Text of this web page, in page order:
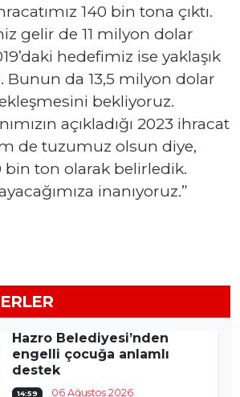
140 bin tona çıktı.
gelir de 11 milyon dolar
hedefimiz ise yaklaşık
Bunun da 13,5 milyon dolar
bekliyoruz.
açıkladığı 2023 ihracat
de tuzumuz olsun diye,
bin ton olarak belirledik.
inanıyoruz.”
Hazro Belediyesi’nden
engelli çocuğa anlamlı
destek
14:59 06 Ağustos 2026